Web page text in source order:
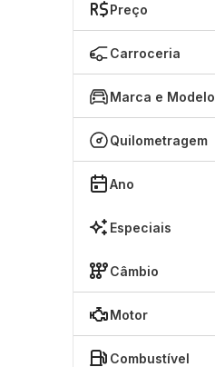
Preço
Carroceria
Marca e Modelo
Quilometragem
Ano
Especiais
Câmbio
Motor
Combustível